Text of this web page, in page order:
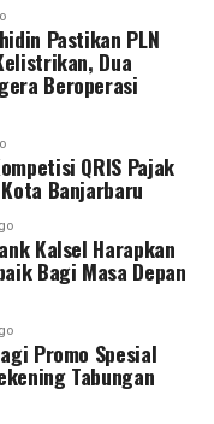
bibit-bibit anak
Pangdam Zainal
hanya olahraga
juga sarana
melalui nilai
13 klub asal
Kalimantan
masing provinsi
XXII/Tambun
berlangsung di
pada 6–8
Pastikan PLN
Dua
Beroperasi
QRIS Pajak
Banjarbaru
Kalsel Harapkan
Bagi Masa Depan
Promo Spesial
Tabungan